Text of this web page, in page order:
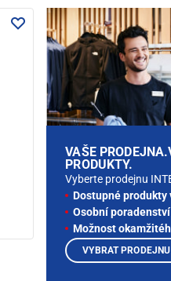
VAŠE
PRODUKTY.
Vyberte prodejnu
Dostupné produkty
Osobní
Možnost